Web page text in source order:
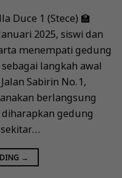
Duce 1 (Stece) 🏫
2025, siswi dan
menempati gedung
langkah awal
Sabirin No. 1,
berlangsung
gedung
→